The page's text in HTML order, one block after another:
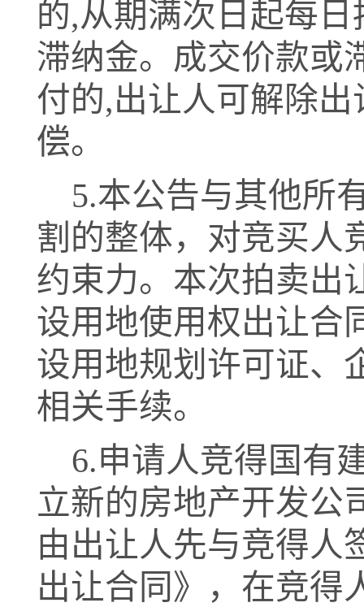
的,从期满次日起每
滞纳金。成交价款或
付的,出让人可解除
偿。
5.本公告与其他所
割的整体，对竞买人
约束力。本次拍卖出
设用地使用权出让合
设用地规划许可证、
相关手续。
6.申请人竞得国有
立新的房地产开发公
由出让人先与竞得人
出让合同》，在竞得